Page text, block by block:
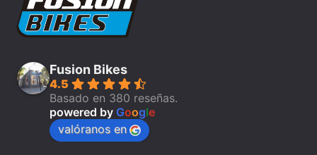
Fusion Bikes
4.5
Basado en 380 reseñas.
powered by Google
valóranos en